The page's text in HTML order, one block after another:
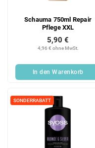
Schauma 750ml Repair
Pflege XXL
4,96 € ohne MwSt.
5,90 €
In den Warenkorb
SONDERRABATT